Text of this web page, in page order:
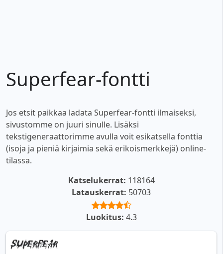
Superfear-fontti
Jos etsit paikkaa ladata Superfear-fontti ilmaiseksi,
sivustomme on juuri sinulle. Lisäksi
tekstigeneraattorimme avulla voit esikatsella fonttia
(isoja ja pieniä kirjaimia sekä erikoismerkkejä) online-
tilassa.
Katselukerrat: 118164
Latauskerrat: 50703
Luokitus: 4.3